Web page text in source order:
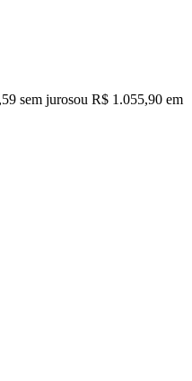
sem jurosou R$ 1.055,90 em